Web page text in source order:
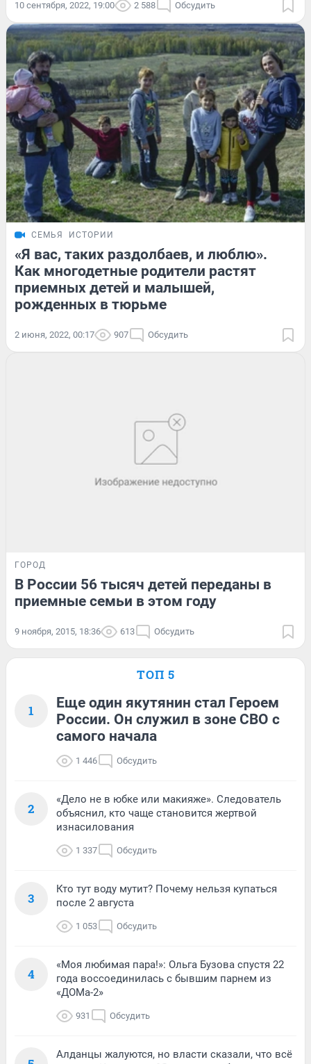
10 сентября, 2022, 19:00 2 588 Обсудить
СЕМЬЯ ИСТОРИИ
«Я вас, таких раздолбаев, и люблю».
Как многодетные родители растят
приемных детей и малышей,
рожденных в тюрьме
2 июня, 2022, 00:17 907 Обсудить
ГОРОД
В России 56 тысяч детей переданы в
приемные семьи в этом году
9 ноября, 2015, 18:36 613 Обсудить
ТОП 5
1
Еще один якутянин стал Героем
России. Он служил в зоне СВО с
самого начала
1 446 Обсудить
2
«Дело не в юбке или макияже». Следователь
объяснил, кто чаще становится жертвой
изнасилования
1 337 Обсудить
3
Кто тут воду мутит? Почему нельзя купаться
после 2 августа
1 053 Обсудить
4
«Моя любимая пара!»: Ольга Бузова спустя 22
года воссоединилась с бывшим парнем из
«ДОМа-2»
931 Обсудить
Алданцы жалуются, но власти сказали, что всё